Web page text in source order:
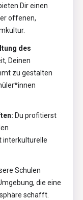
Dir einen
offenen,
des
Deinen
zu gestalten
Du profitierst
interkulturelle
Schulen
die eine
schafft.